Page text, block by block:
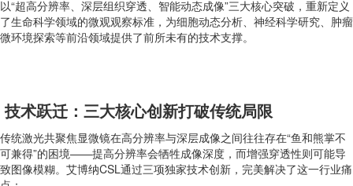
以“超高分辨率、深层组织穿透、智能动态成像”三大核心突破，重新定义
了生命科学领域的微观观察标准，为细胞动态分析、神经科学研究、肿瘤
微环境探索等前沿领域提供了前所未有的技术支撑。
技术跃迁：三大核心创新打破传统局限
传统激光共聚焦显微镜在高分辨率与深层成像之间往往存在“鱼和熊掌不
可兼得”的困境——提高分辨率会牺牲成像深度，而增强穿透性则可能导
致图像模糊。艾博纳CSL通过三项独家技术创新，完美解决了这一行业痛